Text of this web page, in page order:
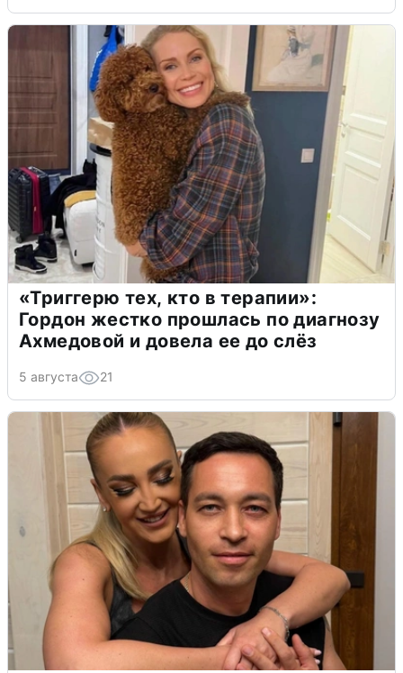
«Триггерю тех, кто в терапии»:
Гордон жестко прошлась по диагнозу
Ахмедовой и довела ее до слёз
5 августа 21